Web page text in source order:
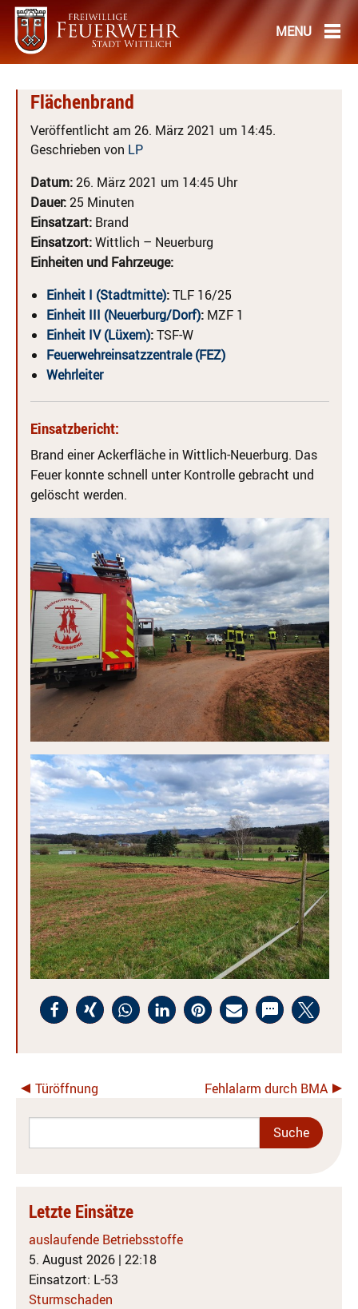
Flächenbrand
Veröffentlicht am 26. März 2021 um 14:45.
Geschrieben von LP
Datum:26. März 2021 um 14:45 Uhr
Dauer:25 Minuten
Einsatzart: Brand
Einsatzort:Wittlich – Neuerburg
Einheiten und Fahrzeuge:
Einheit I (Stadtmitte):TLF 16/25
Einheit III (Neuerburg/Dorf): MZF 1
Einheit IV (Lüxem):TSF-W
Feuerwehreinsatzzentrale (FEZ)
Wehrleiter
Einsatzbericht:
Brand einer Ackerfläche in Wittlich-Neuerburg. Das
Feuer konnte schnell unter Kontrolle gebracht und
gelöscht werden.
Türöffnung Fehlalarm durch BMA
Letzte Einsätze
auslaufende Betriebsstoffe
5. August 2026 | 22:18
Einsatzort: L-53
Sturmschaden